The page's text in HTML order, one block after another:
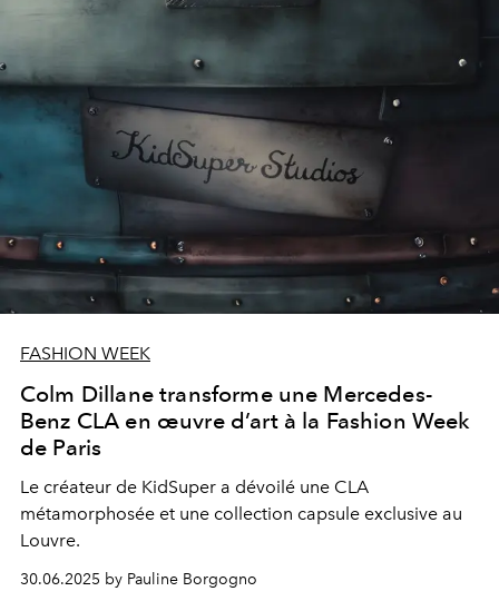
FASHION WEEK
Colm Dillane transforme une Mercedes-
Benz CLA en œuvre d’art à la Fashion Week
de Paris
Le créateur de KidSuper a dévoilé une CLA
métamorphosée et une collection capsule exclusive au
Louvre.
30.06.2025 by Pauline Borgogno